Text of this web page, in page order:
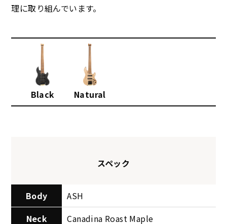
理に取り組んでいます。
Black Natural
スペック
Body
ASH
Neck
Canadina Roast Maple